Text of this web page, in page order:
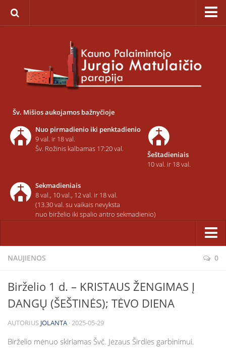
Įkūrimas
Paveikslas „Švč. Mergelės Marijos Ėmimo į dangų”
Statistika
Raštinė
Kontaktai ir rekvizitai
Dvasininkai
Bažnyčios statyba
Rėmėjai
Karitatyvinė veikla
Šv. Mišios aukojamos bažnyčioje
Nuo pirmadienio iki penktadienio
9 val. ir 18 val.
Šv. Rožinis kalbamas 17:20 val.
Šeštadieniais
10 val. ir 18 val.
Sekmadieniais
8 val., 10 val., 12 val. ir 18 val.
(13.30 val. su vaikais nevyksta
nuo birželio iki spalio antro sekmadienio)
Sakramentai ir patarnavimai
Eucharistija
Krikštas
Laidotuvės
Ligonių patepimas
NAUJIENOS 0
Birželio 1 d. – KRISTAUS ŽENGIMAS Į
DANGŲ (ŠEŠTINĖS); TĖVO DIENA
AUTORIUS JOLANTA · 2025-05-29
Birželio mėnuo skiriamas Švč. Jėzaus Širdies garbinimui.